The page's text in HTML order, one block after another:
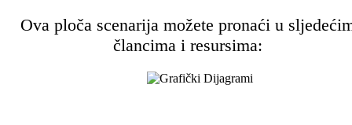
Ova ploča scenarija možete pronaći u
člancima i resursima: